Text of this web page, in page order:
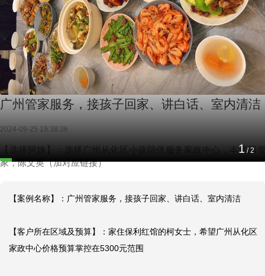
2 /2
广州管家服务，接孩子回家、讲白话、室内清洁
2024-09-25 19:38:36
【选择阿姨】：选择广州从化区小孩陪伴服务家政中心，丰泽园
家，陈文英（加对应链接）
【案例名称】：广州管家服务，接孩子回家、讲白话、室内清洁
【客户所在区域及预算】：家住保利红馆的柯女士，希望广州从化区
家政中心价格预算掌控在5300元范围